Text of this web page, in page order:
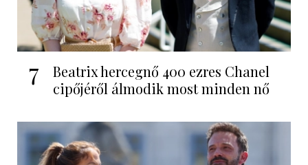
7
Beatrix hercegnő 400 ezres Chanel
cipőjéről álmodik most minden nő